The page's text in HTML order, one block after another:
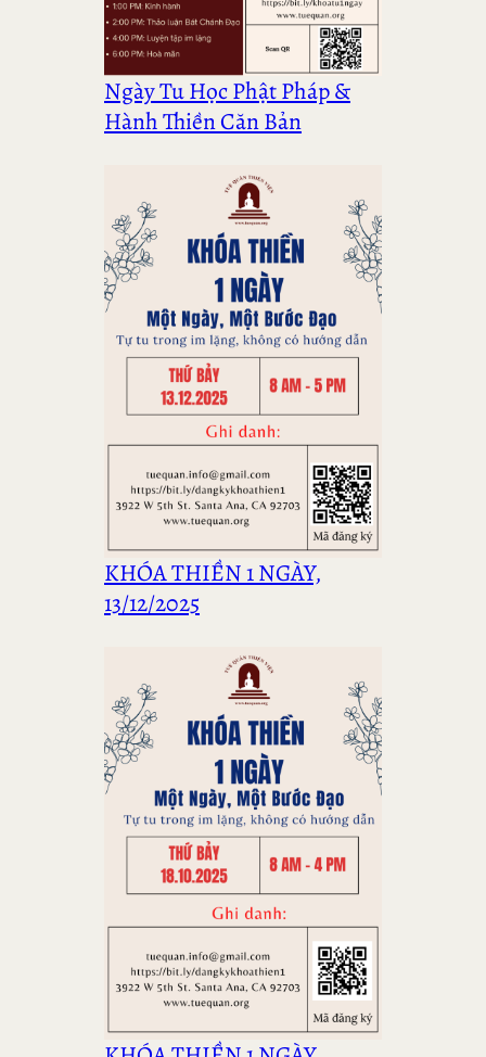
Ngày Tu Học Phật Pháp &
Hành Thiền Căn Bản
KHÓA THIỀN 1 NGÀY,
13/12/2025